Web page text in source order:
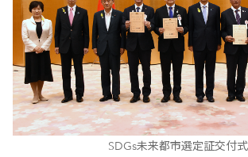
SDGs未来都市選定証交付式